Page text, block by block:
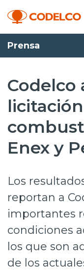
Transparencia activa
Nosotros
Operaciones
Proyectos
Innovación
Inversionistas
Prensa
Trabaja en
Prensa
Codelco
Enex y
Los
reportan a
importantes
condiciones
los que son
de los